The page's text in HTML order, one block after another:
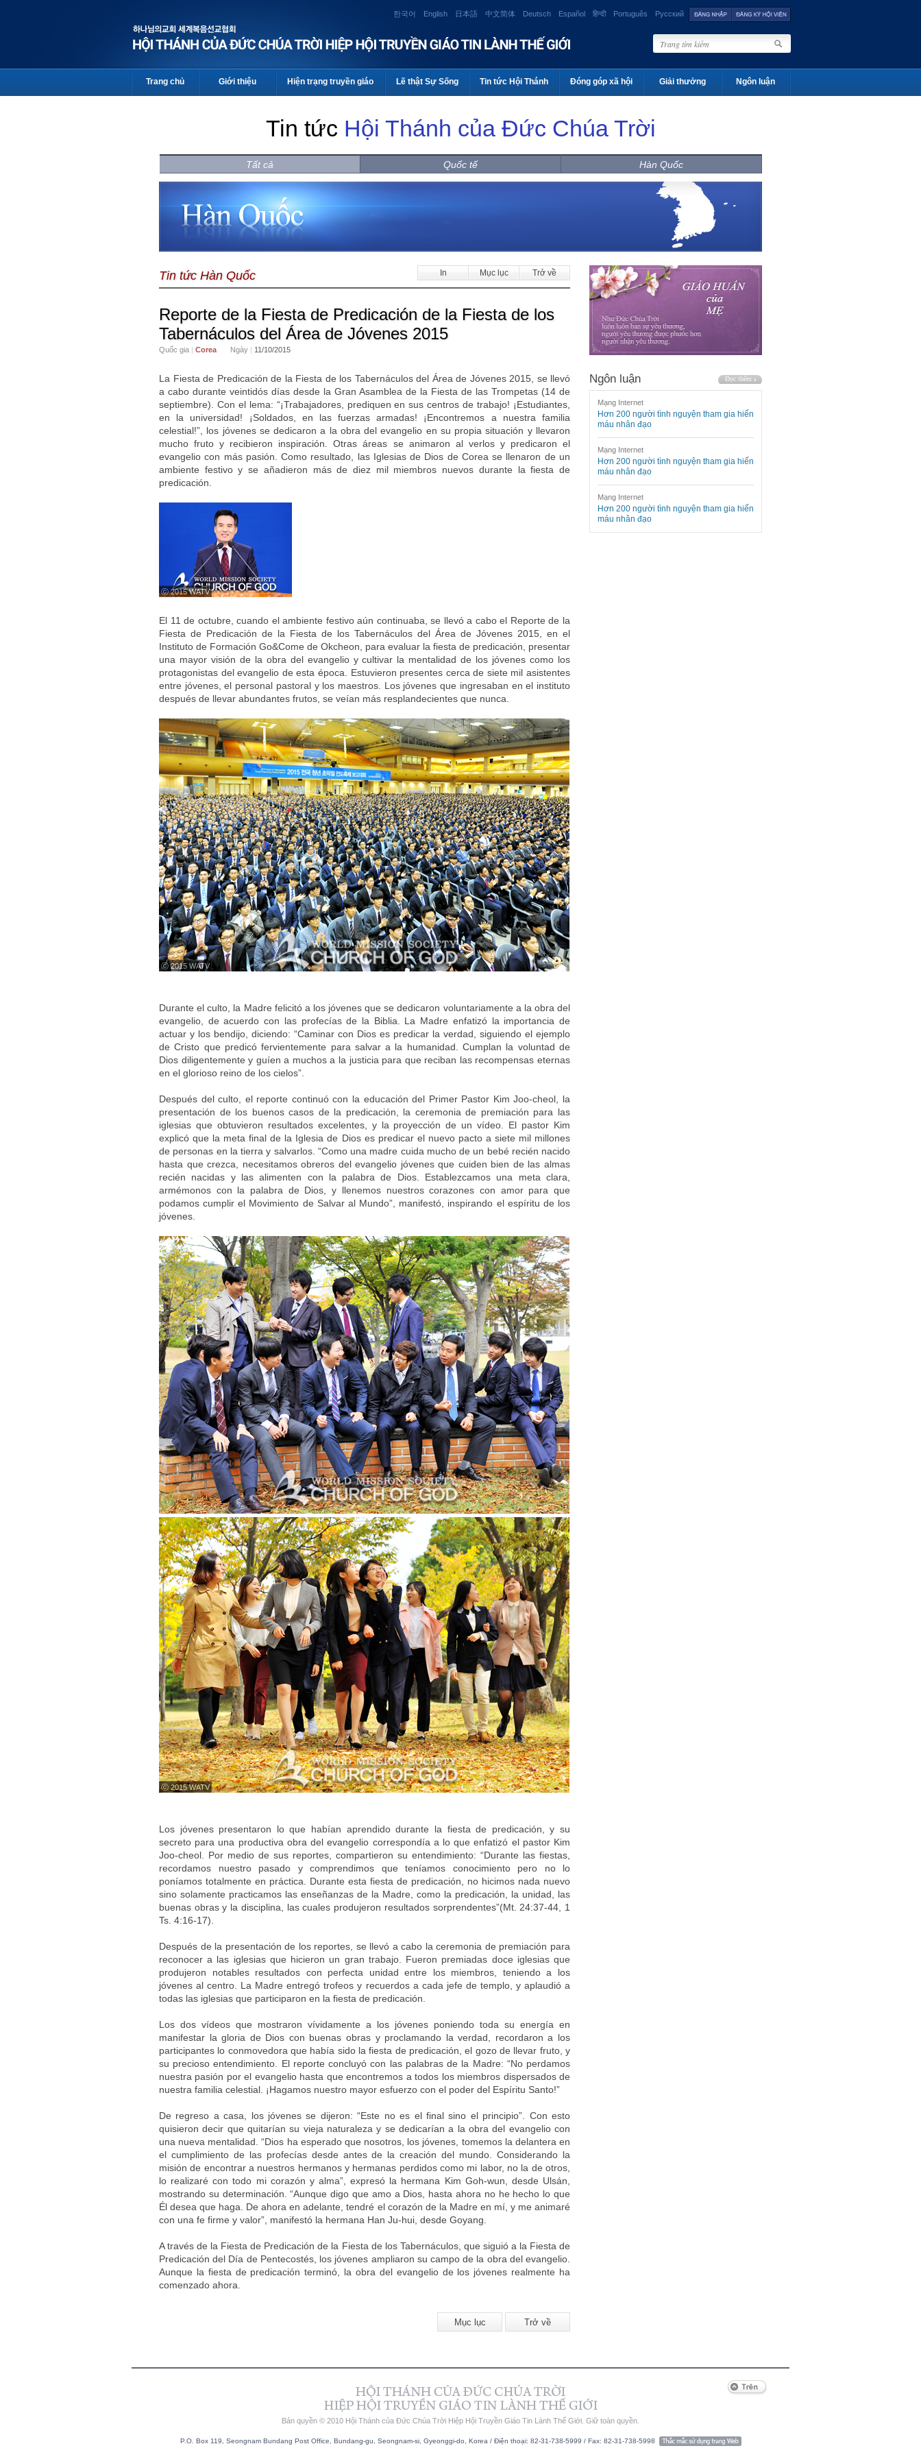
한국어 English 日本語 中文简体 Deutsch Español हिन्दी Português Русский
Trang chủ Giới thiệu Hiện trạng truyền giáo Lẽ thật Sự Sống Tin tức Hội Thánh Đóng góp xã hội Giải thưởng Ngôn luận
Tin tức Hội Thánh của Đức Chúa Trời
Tất cả Quốc tế Hàn Quốc
Tin tức Hàn Quốc In Mục lục Trở về
Reporte de la Fiesta de Predicación de la Fiesta de los
Tabernáculos del Área de Jóvenes 2015
Quốc gia | Corea Ngày | 11/10/2015
La Fiesta de Predicación de la Fiesta de los Tabernáculos del Área de Jóvenes 2015, se llevó
a cabo durante veintidós días desde la Gran Asamblea de la Fiesta de las Trompetas (14 de
septiembre). Con el lema: “¡Trabajadores, prediquen en sus centros de trabajo! ¡Estudiantes,
en la universidad! ¡Soldados, en las fuerzas armadas! ¡Encontremos a nuestra familia
celestial!”, los jóvenes se dedicaron a la obra del evangelio en su propia situación y llevaron
mucho fruto y recibieron inspiración. Otras áreas se animaron al verlos y predicaron el
evangelio con más pasión. Como resultado, las Iglesias de Dios de Corea se llenaron de un
ambiente festivo y se añadieron más de diez mil miembros nuevos durante la fiesta de
predicación.
ⓒ 2015 WATV
El 11 de octubre, cuando el ambiente festivo aún continuaba, se llevó a cabo el Reporte de la
Fiesta de Predicación de la Fiesta de los Tabernáculos del Área de Jóvenes 2015, en el
Instituto de Formación Go&Come de Okcheon, para evaluar la fiesta de predicación, presentar
una mayor visión de la obra del evangelio y cultivar la mentalidad de los jóvenes como los
protagonistas del evangelio de esta época. Estuvieron presentes cerca de siete mil asistentes
entre jóvenes, el personal pastoral y los maestros. Los jóvenes que ingresaban en el instituto
después de llevar abundantes frutos, se veían más resplandecientes que nunca.
ⓒ 2015 WATV
Durante el culto, la Madre felicitó a los jóvenes que se dedicaron voluntariamente a la obra del
evangelio, de acuerdo con las profecías de la Biblia. La Madre enfatizó la importancia de
actuar y los bendijo, diciendo: “Caminar con Dios es predicar la verdad, siguiendo el ejemplo
de Cristo que predicó fervientemente para salvar a la humanidad. Cumplan la voluntad de
Dios diligentemente y guíen a muchos a la justicia para que reciban las recompensas eternas
en el glorioso reino de los cielos”.
Después del culto, el reporte continuó con la educación del Primer Pastor Kim Joo-cheol, la
presentación de los buenos casos de la predicación, la ceremonia de premiación para las
iglesias que obtuvieron resultados excelentes, y la proyección de un vídeo. El pastor Kim
explicó que la meta final de la Iglesia de Dios es predicar el nuevo pacto a siete mil millones
de personas en la tierra y salvarlos. “Como una madre cuida mucho de un bebé recién nacido
hasta que crezca, necesitamos obreros del evangelio jóvenes que cuiden bien de las almas
recién nacidas y las alimenten con la palabra de Dios. Establezcamos una meta clara,
armémonos con la palabra de Dios, y llenemos nuestros corazones con amor para que
podamos cumplir el Movimiento de Salvar al Mundo”, manifestó, inspirando el espíritu de los
jóvenes.
ⓒ 2015 WATV
Los jóvenes presentaron lo que habían aprendido durante la fiesta de predicación, y su
secreto para una productiva obra del evangelio correspondía a lo que enfatizó el pastor Kim
Joo-cheol. Por medio de sus reportes, compartieron su entendimiento: “Durante las fiestas,
recordamos nuestro pasado y comprendimos que teníamos conocimiento pero no lo
poníamos totalmente en práctica. Durante esta fiesta de predicación, no hicimos nada nuevo
sino solamente practicamos las enseñanzas de la Madre, como la predicación, la unidad, las
buenas obras y la disciplina, las cuales produjeron resultados sorprendentes”(Mt. 24:37-44, 1
Ts. 4:16-17).
Después de la presentación de los reportes, se llevó a cabo la ceremonia de premiación para
reconocer a las iglesias que hicieron un gran trabajo. Fueron premiadas doce iglesias que
produjeron notables resultados con perfecta unidad entre los miembros, teniendo a los
jóvenes al centro. La Madre entregó trofeos y recuerdos a cada jefe de templo, y aplaudió a
todas las iglesias que participaron en la fiesta de predicación.
Los dos vídeos que mostraron vívidamente a los jóvenes poniendo toda su energía en
manifestar la gloria de Dios con buenas obras y proclamando la verdad, recordaron a los
participantes lo conmovedora que había sido la fiesta de predicación, el gozo de llevar fruto, y
su precioso entendimiento. El reporte concluyó con las palabras de la Madre: “No perdamos
nuestra pasión por el evangelio hasta que encontremos a todos los miembros dispersados de
nuestra familia celestial. ¡Hagamos nuestro mayor esfuerzo con el poder del Espíritu Santo!”
De regreso a casa, los jóvenes se dijeron: “Este no es el final sino el principio”. Con esto
quisieron decir que quitarían su vieja naturaleza y se dedicarían a la obra del evangelio con
una nueva mentalidad. “Dios ha esperado que nosotros, los jóvenes, tomemos la delantera en
el cumplimiento de las profecías desde antes de la creación del mundo. Considerando la
misión de encontrar a nuestros hermanos y hermanas perdidos como mi labor, no la de otros,
lo realizaré con todo mi corazón y alma”, expresó la hermana Kim Goh-wun, desde Ulsán,
mostrando su determinación. “Aunque digo que amo a Dios, hasta ahora no he hecho lo que
Él desea que haga. De ahora en adelante, tendré el corazón de la Madre en mí, y me animaré
con una fe firme y valor”, manifestó la hermana Han Ju-hui, desde Goyang.
A través de la Fiesta de Predicación de la Fiesta de los Tabernáculos, que siguió a la Fiesta de
Predicación del Día de Pentecostés, los jóvenes ampliaron su campo de la obra del evangelio.
Aunque la fiesta de predicación terminó, la obra del evangelio de los jóvenes realmente ha
comenzado ahora.
Mục lục Trở về
Ngôn luận
Mạng Internet
Hơn 200 người tình nguyện tham gia hiến
máu nhân đạo
Mạng Internet
Hơn 200 người tình nguyện tham gia hiến
máu nhân đạo
Mạng Internet
Hơn 200 người tình nguyện tham gia hiến
máu nhân đạo
Bản quyền © 2010 Hội Thánh của Đức Chúa Trời Hiệp Hội Truyền Giáo Tin Lành Thế Giới. Giữ toàn quyền.
P.O. Box 119, Seongnam Bundang Post Office, Bundang-gu, Seongnam-si, Gyeonggi-do, Korea / Điện thoại: 82-31-738-5999 / Fax: 82-31-738-5998